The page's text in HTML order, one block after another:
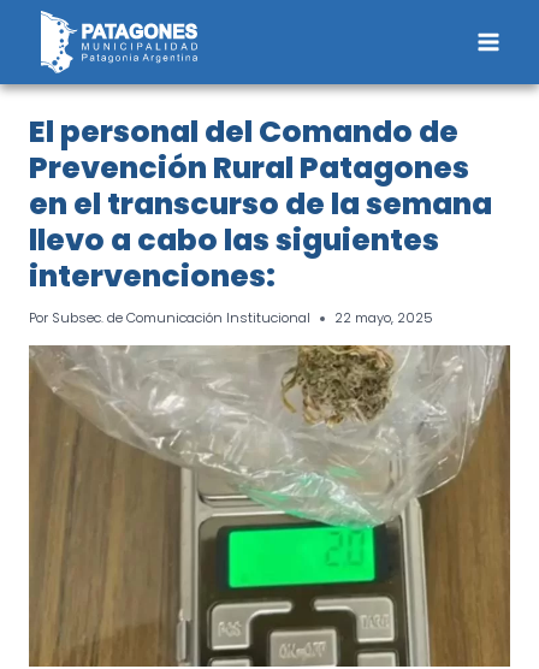
Saltar
contenido
El personal del Comando de
Prevención Rural Patagones
en el transcurso de la semana
llevo a cabo las siguientes
intervenciones:
Por Subsec. de Comunicación Institucional 22 mayo, 2025